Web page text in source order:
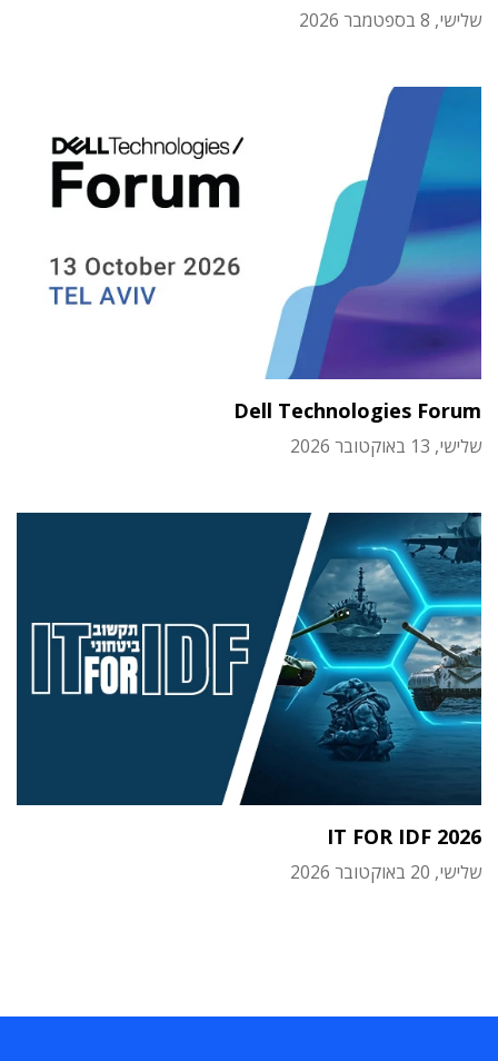
שלישי, 8 בספטמבר 2026
Dell Technologies Forum
שלישי, 13 באוקטובר 2026
IT FOR IDF 2026
שלישי, 20 באוקטובר 2026